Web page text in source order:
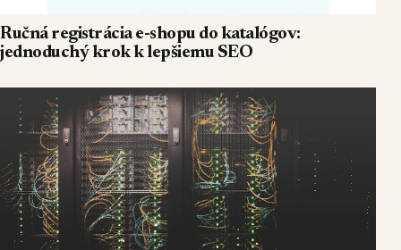
Ručná registrácia e-shopu do katalógov:
jednoduchý krok k lepšiemu SEO